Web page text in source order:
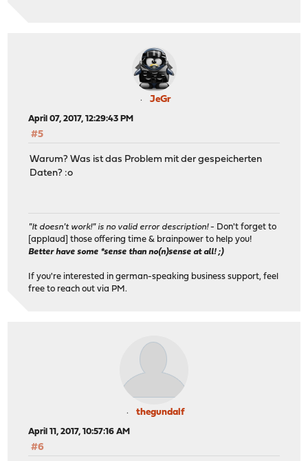
JeGr
April 07, 2017, 12:29:43 PM
#5
Warum? Was ist das Problem mit der gespeicherten
Daten? :o
"It doesn't work!" is no valid error description!- Don't forget to
[applaud] those offering time & brainpower to help you!
Better have some *sense than no(n)sense at all! ;)
If you're interested in german-speaking business support, feel
free to reach out via PM.
thegundalf
April 11, 2017, 10:57:16 AM
#6